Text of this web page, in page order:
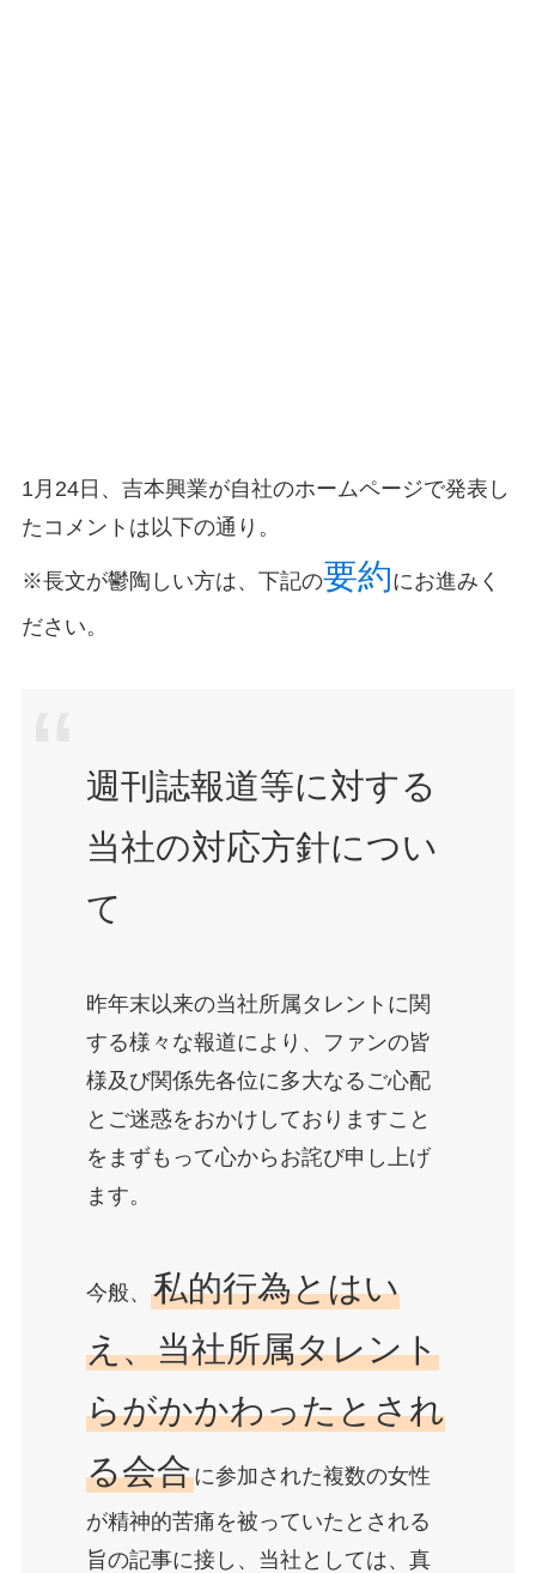
1月24日、吉本興業が自社のホームページで発表し
たコメントは以下の通り。
※長文が鬱陶しい方は、下記の要約にお進みく
ださい。
週刊誌報道等に対する
当社の対応方針につい
て
昨年末以来の当社所属タレントに関
する様々な報道により、ファンの皆
様及び関係先各位に多大なるご心配
とご迷惑をおかけしておりますこと
をまずもって心からお詫び申し上げ
ます。
今般、 私的行為とはい
え、当社所属タレント
らがかかわったとされ
る会合に参加された複数の女性
が精神的苦痛を被っていたとされる
旨の記事に接し、当社としては、真